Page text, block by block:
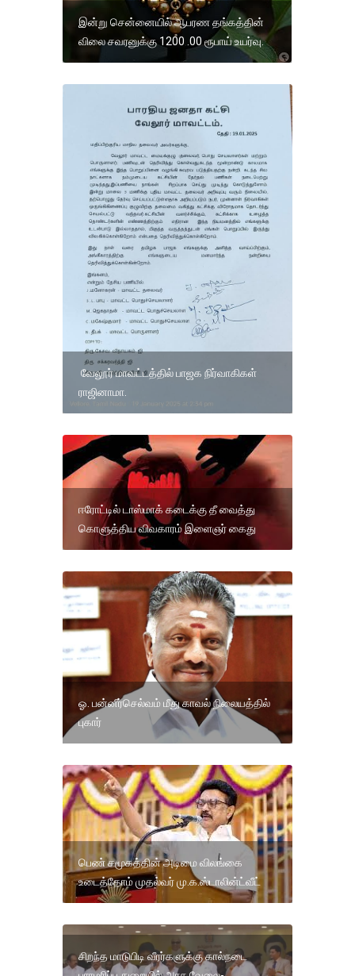
இன்று சென்னையில் ஆபரண தங்கத்தின்
விலை சவரனுக்கு 1200 .00 ரூபாய் உயர்வு.
வேலூர் மாவட்டத்தில் பாஜக நிர்வாகிகள்
ராஜினாமா.
ஈரோட்டில் டாஸ்மாக் கடைக்கு தீ வைத்து
கொளுத்திய விவகாரம் இளைஞர் கைது
ஓ. பன்னீர்செல்வம் மீது காவல் நிலையத்தில்
புகார்
பெண் சமூகத்தின் அடிமை விலங்கை
உடைத்தோம் முதல்வர் மு.க.ஸ்டாலின்ட்வீட்
சிறந்த மாடுபிடி வீரர்களுக்கு கால்நடை